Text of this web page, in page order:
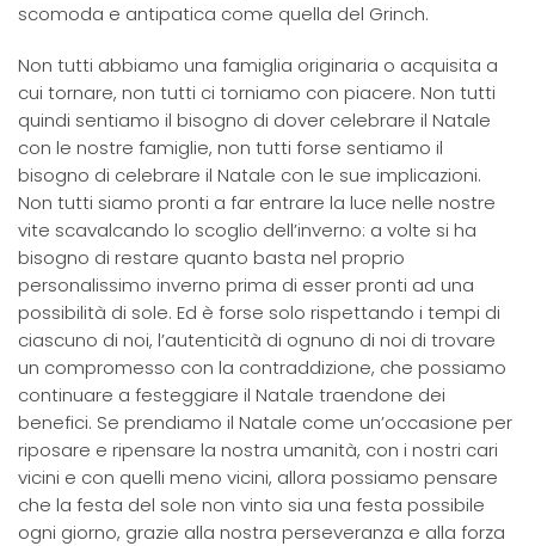
scomoda e antipatica come quella del Grinch.
Non tutti abbiamo una famiglia originaria o acquisita a
cui tornare, non tutti ci torniamo con piacere. Non tutti
quindi sentiamo il bisogno di dover celebrare il Natale
con le nostre famiglie, non tutti forse sentiamo il
bisogno di celebrare il Natale con le sue implicazioni.
Non tutti siamo pronti a far entrare la luce nelle nostre
vite scavalcando lo scoglio dell’inverno: a volte si ha
bisogno di restare quanto basta nel proprio
personalissimo inverno prima di esser pronti ad una
possibilità di sole. Ed è forse solo rispettando i tempi di
ciascuno di noi, l’autenticità di ognuno di noi di trovare
un compromesso con la contraddizione, che possiamo
continuare a festeggiare il Natale traendone dei
benefici. Se prendiamo il Natale come un’occasione per
riposare e ripensare la nostra umanità, con i nostri cari
vicini e con quelli meno vicini, allora possiamo pensare
che la festa del sole non vinto sia una festa possibile
ogni giorno, grazie alla nostra perseveranza e alla forza